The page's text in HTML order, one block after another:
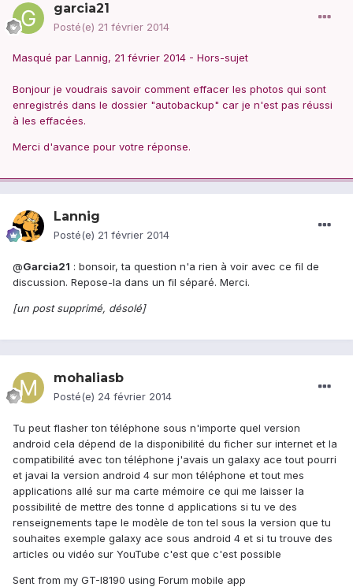
garcia21
Posté(e) 21 février 2014
Masqué par Lannig, 21 février 2014 - Hors-sujet
Bonjour je voudrais savoir comment effacer les photos qui sont
enregistrés dans le dossier "autobackup" car je n'est pas réussi
à les effacées.
Merci d'avance pour votre réponse.
Lannig
Posté(e) 21 février 2014
@Garcia21 : bonsoir, ta question n'a rien à voir avec ce fil de
discussion. Repose-la dans un fil séparé. Merci.
[un post supprimé, désolé]
mohaliasb
Posté(e) 24 février 2014
Tu peut flasher ton téléphone sous n'importe quel version
android cela dépend de la disponibilité du ficher sur internet et la
compatibilité avec ton téléphone j'avais un galaxy ace tout pourri
et javai la version android 4 sur mon téléphone et tout mes
applications allé sur ma carte mémoire ce qui me laisser la
possibilité de mettre des tonne d applications si tu ve des
renseignements tape le modèle de ton tel sous la version que tu
souhaites exemple galaxy ace sous android 4 et si tu trouve des
articles ou vidéo sur YouTube c'est que c'est possible
Sent from my GT-I8190 using Forum mobile app